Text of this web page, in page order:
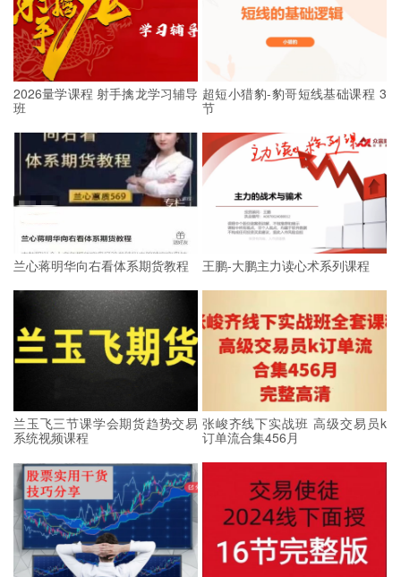
2026量学课程 射手擒龙学习辅导
班
超短小猎豹-豹哥短线基础课程 3
节
兰心蒋明华向右看体系期货教程 王鹏-大鹏主力读心术系列课程
兰玉飞三节课学会期货趋势交易
系统视频课程
张峻齐线下实战班 高级交易员k
订单流合集456月